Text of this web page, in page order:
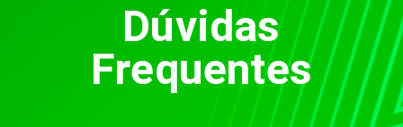
Dúvidas
Frequentes